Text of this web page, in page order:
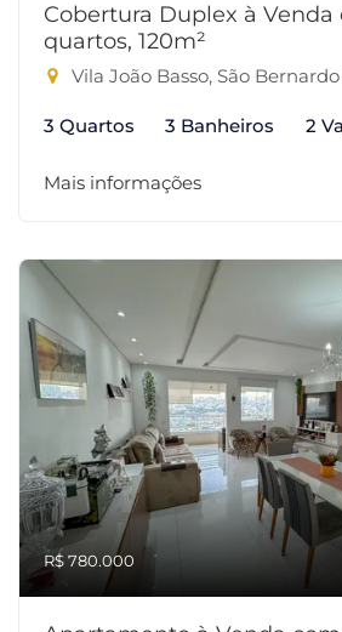
Cobertura Duplex à Venda
quartos, 120m²
Vila João Basso, São
3 Quartos 3 Banheiros 2
Mais informações
R$ 780.000